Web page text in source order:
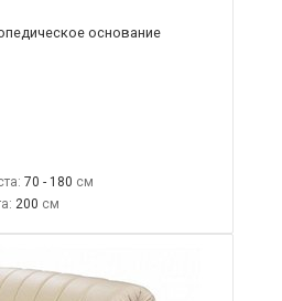
основание
70 - 180
200